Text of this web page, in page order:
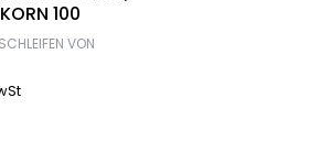
100
VON